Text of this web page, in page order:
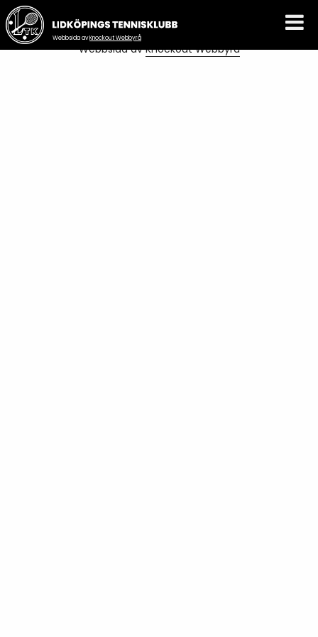
Webbsida avKnockout Webbyrå
Author Archives:
Webbsida avKnockout Webbyrå